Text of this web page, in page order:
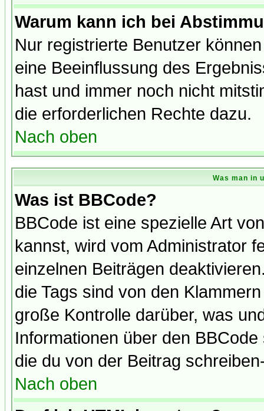
Warum kann ich bei
Nur registrierte Benutzer
eine Beeinflussung des
hast und immer noch nicht
die erforderlichen Rechte dazu.
Nach oben
Was man in
Was ist BBCode?
BBCode ist eine spezielle Art
kannst, wird vom Administrator
einzelnen Beiträgen
die Tags sind von den
große Kontrolle darüber, was
Informationen über den
die du von der Beitrag
Nach oben